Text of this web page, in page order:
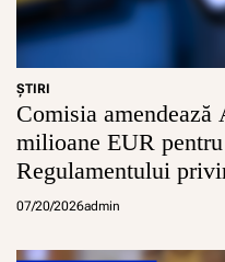
ŞTIRI
Comisia amendează
milioane EUR
Regulamentului
07/20/2026admin